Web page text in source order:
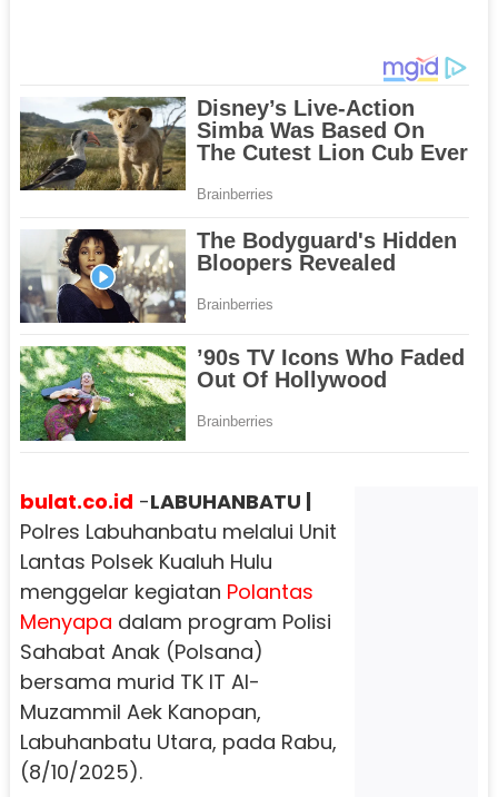
bulat.co.id -LABUHANBATU |
Polres Labuhanbatu melalui Unit
Lantas Polsek Kualuh Hulu
menggelar kegiatan Polantas
Menyapa dalam program Polisi
Sahabat Anak (Polsana)
bersama murid TK IT Al-
Muzammil Aek Kanopan,
Labuhanbatu Utara, pada Rabu,
(8/10/2025).